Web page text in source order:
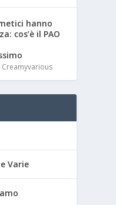
hanno
cos’è il PAO
Creamyvarious
Varie